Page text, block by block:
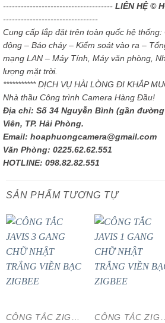
------------------------------------- LIÊN HỆ ©
--------------------------------
Cung cấp lắp đặt trên toàn quốc hệ
động – Báo cháy – Kiểm soát vào ra –
mạng LAN – Máy Tính, Máy văn phòng,
lượng mặt trời.
*********** DỊCH VỤ HÀI LÒNG ĐI KHẮP
Nhà thầu Công trình Camera Hàng Đầu!
Địa chỉ: Số 34 Nguyễn Bình (gần
Viên, TP. Hải Phòng.
Email: hoaphuongcamera@gmail.com
Văn Phòng: 0225.62.62.551
HOTLINE: 098.82.82.551
SẢN PHẨM TƯƠNG TỰ
CÔNG TẮC ZIGBEE CHỮ NHẬT CÔNG TẮC